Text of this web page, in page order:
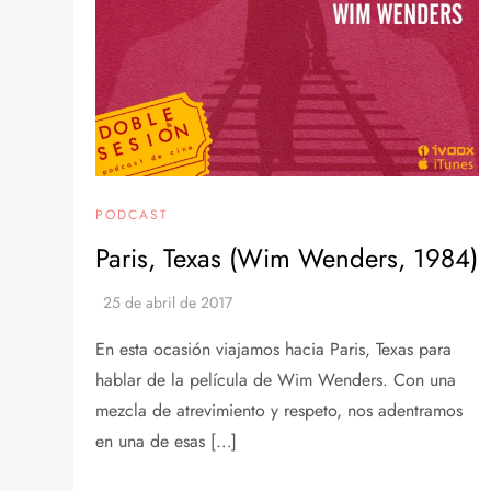
PODCAST
Paris, Texas (Wim Wenders, 1984)
En esta ocasión viajamos hacia Paris, Texas para
hablar de la película de Wim Wenders. Con una
mezcla de atrevimiento y respeto, nos adentramos
en una de esas […]